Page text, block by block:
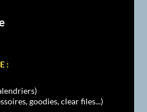
:
goodies, clear files...)